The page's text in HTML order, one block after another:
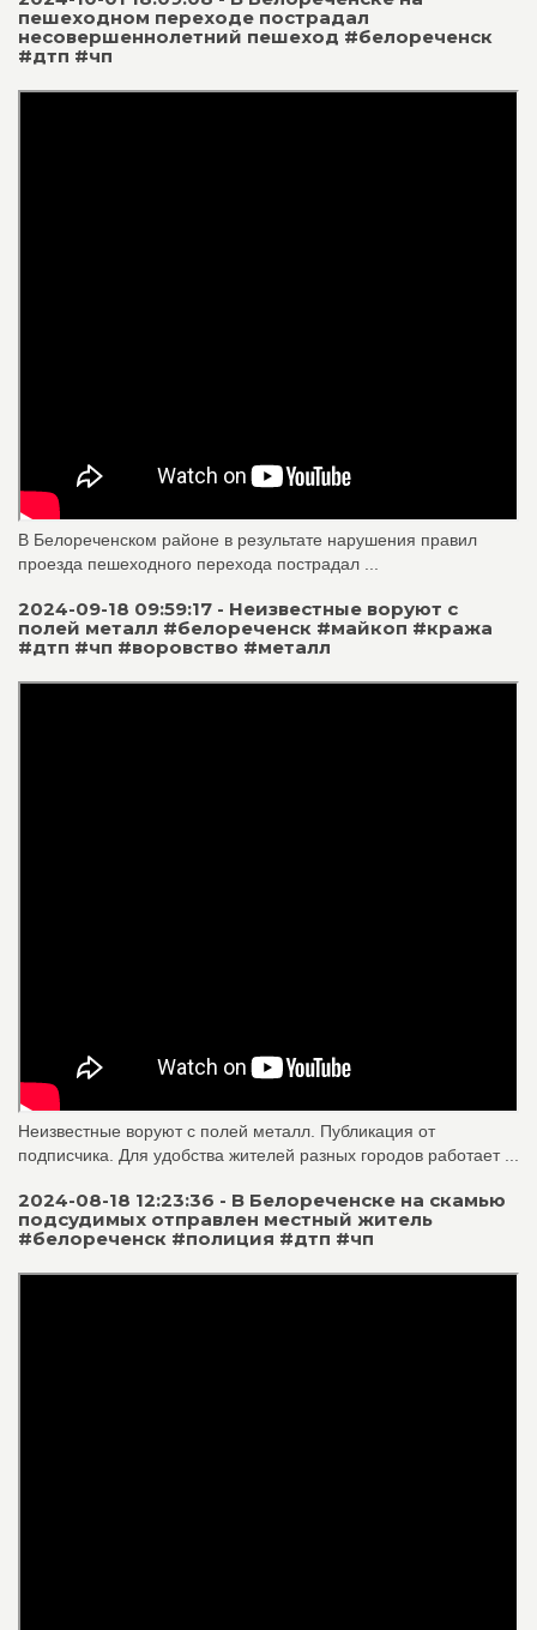
пешеходном переходе пострадал
несовершеннолетний пешеход #белореченск
#дтп #чп
В Белореченском районе в результате нарушения правил
проезда пешеходного перехода пострадал ...
2024-09-18 09:59:17 - Неизвестные воруют с
полей металл #белореченск #майкоп #кража
#дтп #чп #воровство #металл
Неизвестные воруют с полей металл. Публикация от
подписчика. Для удобства жителей разных городов работает ...
2024-08-18 12:23:36 - В Белореченске на скамью
подсудимых отправлен местный житель
#белореченск #полиция #дтп #чп